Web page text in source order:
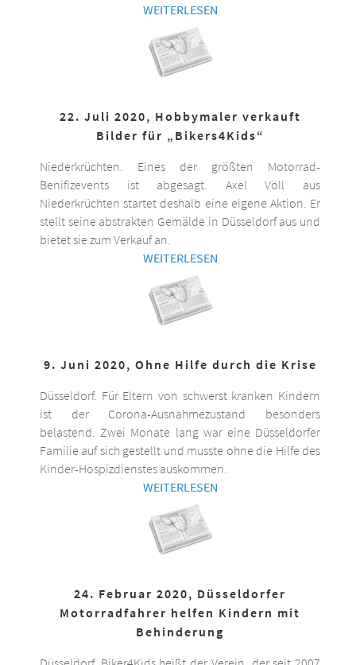
WEITERLESEN
22. Juli 2020, Hobbymaler verkauft
Bilder für „Bikers4Kids“
Niederkrüchten. Eines der größten Motorrad-
Benifizevents ist abgesagt. Axel Völl aus
Niederkrüchten startet deshalb eine eigene Aktion. Er
stellt seine abstrakten Gemälde in Düsseldorf aus und
bietet sie zum Verkauf an.
WEITERLESEN
9. Juni 2020, Ohne Hilfe durch die Krise
Düsseldorf. Für Eltern von schwerst kranken Kindern
ist der Corona-Ausnahmezustand besonders
belastend. Zwei Monate lang war eine Düsseldorfer
Familie auf sich gestellt und musste ohne die Hilfe des
Kinder-Hospizdienstes auskommen.
WEITERLESEN
24. Februar 2020, Düsseldorfer
Motorradfahrer helfen Kindern mit
Behinderung